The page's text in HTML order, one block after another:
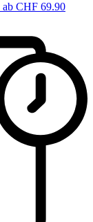
ab CHF 69.90